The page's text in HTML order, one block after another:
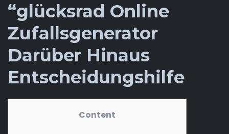
“glücksrad Online
Zufallsgenerator
Darüber Hinaus
Entscheidungshilfe
Content